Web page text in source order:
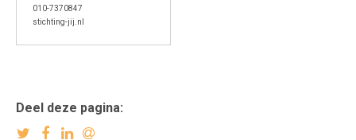
010-7370847
stichting-jij.nl
Deel deze pagina: